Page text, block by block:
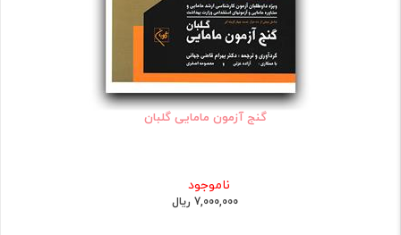
گنج آزمون مامایی گلبان
ناموجود
7,000,000 ریال